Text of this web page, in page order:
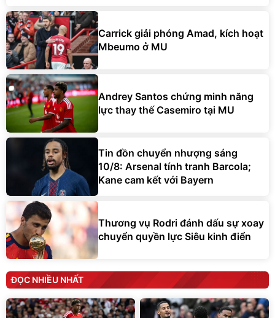
Carrick giải phóng Amad, kích hoạt
Mbeumo ở MU
Andrey Santos chứng minh năng
lực thay thế Casemiro tại MU
Tin đồn chuyển nhượng sáng
10/8: Arsenal tính tranh Barcola;
Kane cam kết với Bayern
Thương vụ Rodri đánh dấu sự xoay
chuyển quyền lực Siêu kinh điển
ĐỌC NHIỀU NHẤT